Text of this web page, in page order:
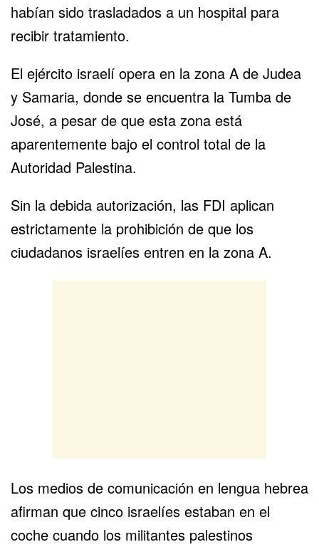
habían sido trasladados a un hospital para
recibir tratamiento.
El ejército israelí opera en la zona A de Judea
y Samaria, donde se encuentra la Tumba de
José, a pesar de que esta zona está
aparentemente bajo el control total de la
Autoridad Palestina.
Sin la debida autorización, las FDI aplican
estrictamente la prohibición de que los
ciudadanos israelíes entren en la zona A.
Los medios de comunicación en lengua hebrea
afirman que cinco israelíes estaban en el
coche cuando los militantes palestinos